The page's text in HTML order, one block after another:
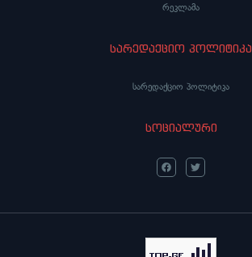
რეკლამა
სარედაქციო პოლიტიკა
სარედაქციო პოლიტიკა
სოციალური